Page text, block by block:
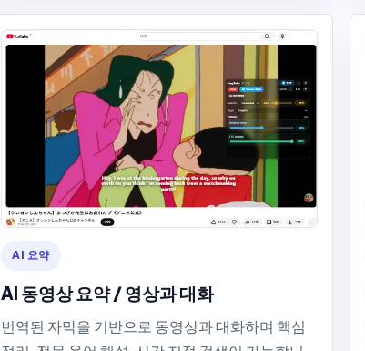
AI 요약
AI 동영상 요약 / 영상과 대화
번역된 자막을 기반으로 동영상과 대화하며 핵심